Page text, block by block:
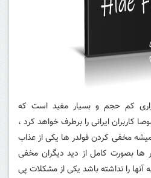
کم حجم و بسیار مفید است که
کاربران ایرانی را برطرف خواهد کرد ،
مخفی کردن فولدر ها یکی از عذاب
ها بصورت کامل از دید دیگران مخفی
را نداشته باشد یکی از مشکلات پی